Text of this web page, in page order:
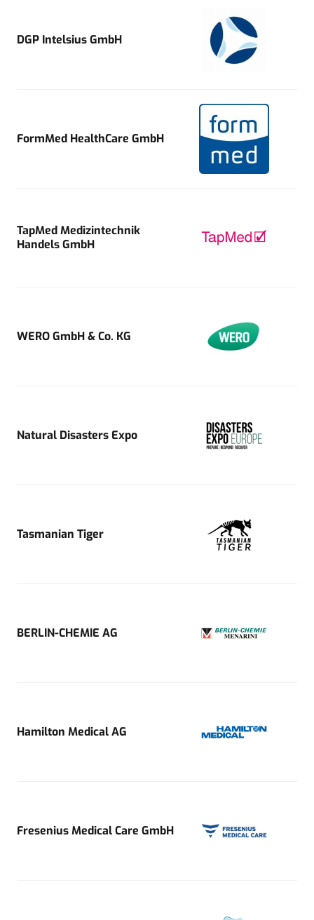
DGP Intelsius GmbH
FormMed HealthCare GmbH
TapMed Medizintechnik
Handels GmbH
WERO GmbH & Co. KG
Natural Disasters Expo
Tasmanian Tiger
BERLIN-CHEMIE AG
Hamilton Medical AG
Fresenius Medical Care GmbH